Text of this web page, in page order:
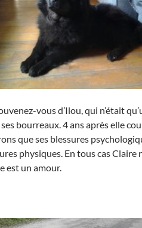
vous d’Ilou, qui n’était
bourreaux. 4 ans après elle
que ses blessures
physiques. En tous cas
est un amour.